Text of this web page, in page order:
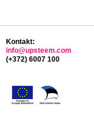
Kontakt:
info@upsteem.com
(+372) 6007 100